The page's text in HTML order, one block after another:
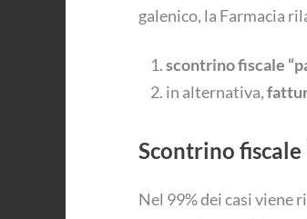
galenico, la Farmacia
scontrino fiscale
in alternativa,
Scontrino fiscale
Nel 99% dei casi viene